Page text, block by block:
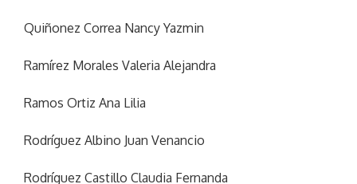
Quiñonez Correa Nancy Yazmin
Ramírez Morales Valeria Alejandra
Ramos Ortiz Ana Lilia
Rodríguez Albino Juan Venancio
Rodríguez Castillo Claudia Fernanda